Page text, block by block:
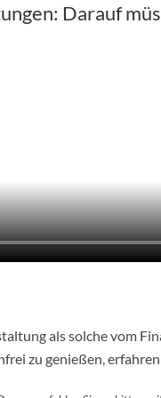
Darauf
als solche vom
zu genießen,